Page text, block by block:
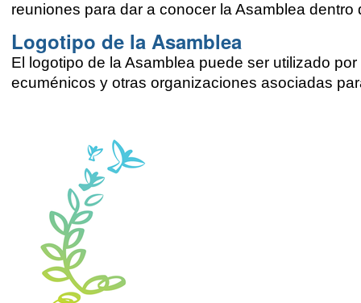
reuniones para dar a conocer la Asamblea dentro
Logotipo de la Asamblea
El logotipo de la Asamblea puede ser utilizado
ecuménicos y otras organizaciones asociadas